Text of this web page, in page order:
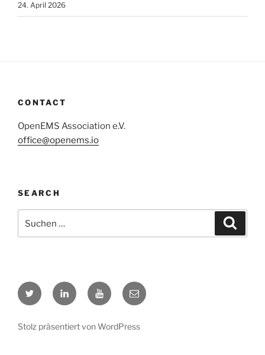
24. April 2026
CONTACT
OpenEMS Association e.V.
office@openems.io
SEARCH
nach:
Twitter LinkedInYouTubeE-
Mail
Stolz präsentiert von WordPress